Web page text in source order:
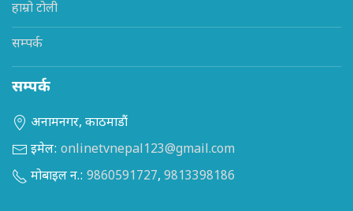
हाम्रो टोली
सम्पर्क
सम्पर्क
अनामनगर, काठमाडौं
इमेल: onlinetvnepal123@gmail.com
मोबाइल न.: 9860591727, 9813398186